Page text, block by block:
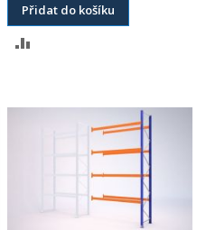
Přidat do košíku
POROVNÁNÍ